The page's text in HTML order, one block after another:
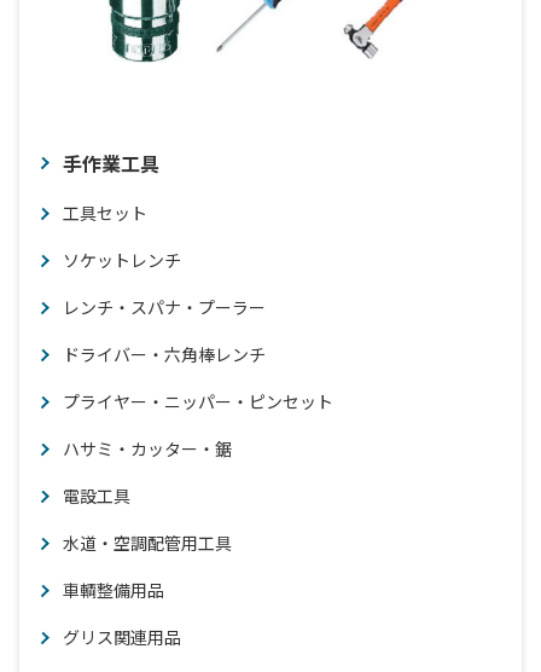
手作業工具
工具セット
ソケットレンチ
レンチ・スパナ・プーラー
ドライバー・六角棒レンチ
プライヤー・ニッパー・ピンセット
ハサミ・カッター・鋸
電設工具
水道・空調配管用工具
車輌整備用品
グリス関連用品